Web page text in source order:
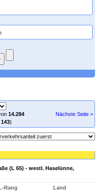
14.284
)
Nächste Seite >
(L 65) - westl. Haselünne,
L-Rang
Land